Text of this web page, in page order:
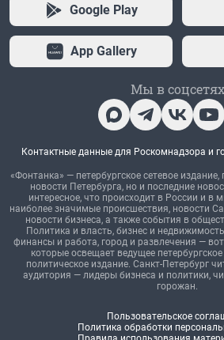
Google Play
App Gallery
Мы в соцсетях
Контактные данные для Роскомнадзора и
«Фонтанка» — петербургское сетевое
новости Петербурга, но и последние
интересное, что происходит в России и в
наиболее значимые происшествия, новости
новости бизнеса, а также события в
Политика и власть, бизнес и
финансы и работа, город и развлечения —
которые освещает ведущее
политическое издание. Санкт-Петербург
аудитория — лидеры бизнеса и политики,
горожан.
Пользовательское
Политика обработки